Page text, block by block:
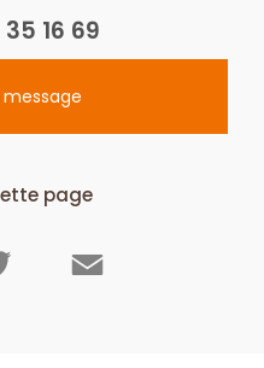
16 69
page